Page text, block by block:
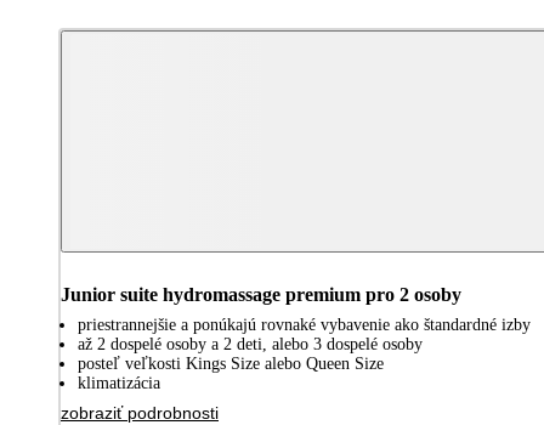
Junior suite hydromassage premium pro 2 osoby
priestrannejšie a ponúkajú rovnaké vybavenie ako štandardné izby
až 2 dospelé osoby a 2 deti, alebo 3 dospelé osoby
posteľ veľkosti Kings Size alebo Queen Size
klimatizácia
zobraziť podrobnosti